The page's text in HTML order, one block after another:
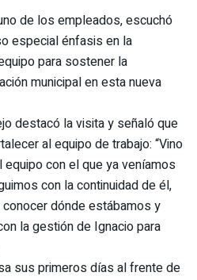
de los empleados, escuchó
especial énfasis en la
para sostener la
municipal en esta nueva
destacó la visita y señaló que
al equipo de trabajo: “Vino
con el que ya veníamos
con la continuidad de él,
dónde estábamos y
la gestión de Ignacio para
sus primeros días al frente de